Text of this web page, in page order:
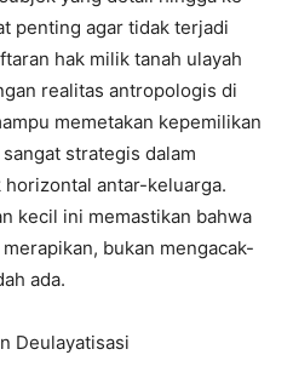
penting agar tidak terjadi
hak milik tanah ulayah
realitas antropologis di
memetakan kepemilikan
strategis dalam
antar-keluarga.
kecil ini memastikan bahwa
bukan mengacak-
ada.
Deulayatisasi